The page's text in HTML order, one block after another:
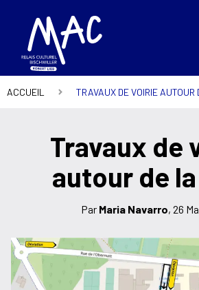
ACCUEIL TRAVAUX DE VOIRIE AUTOUR
Travaux de
autour de la
Par Maria Navarro, 26